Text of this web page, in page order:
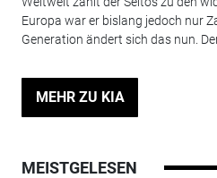
Europa war er bislang jedoch nur
Generation ändert sich das nun.
MEHR ZU KIA
MEISTGELESEN